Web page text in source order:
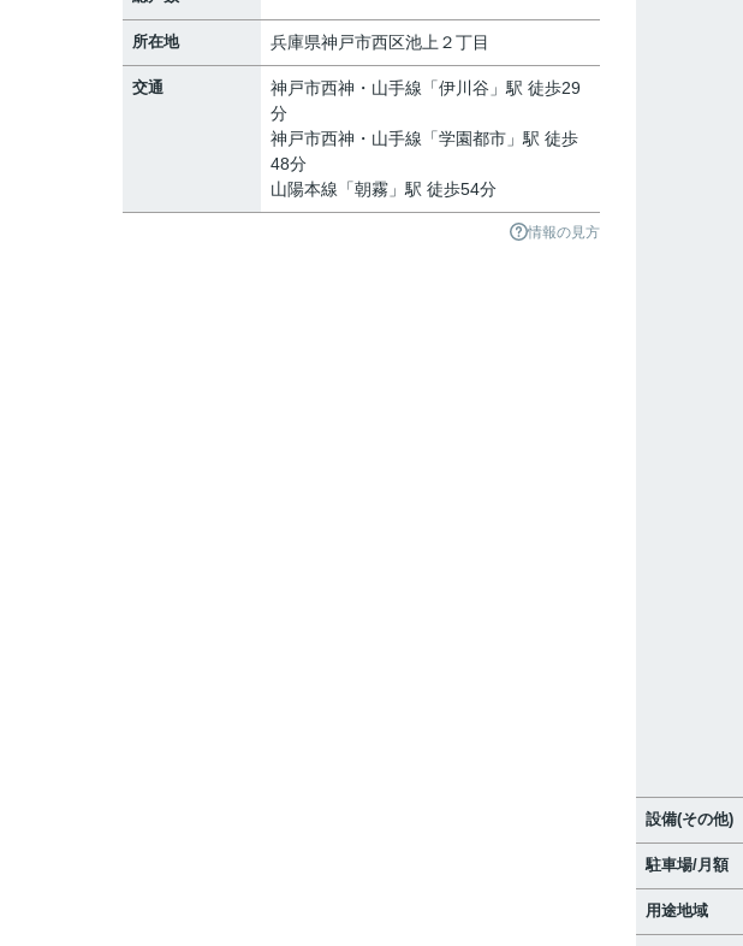
所在地 兵庫県神戸市西区池上 ２丁目
交通 神戸市西神・山手線 「伊川谷 」駅 徒歩29
分
神戸市西神・山手線 「学園都市 」駅 徒歩
48分
山陽本線 「朝霧 」駅 徒歩54分
情報の見方
設備(その他)
駐車場/月額
用途地域